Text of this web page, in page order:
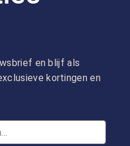
en blijf als
kortingen en